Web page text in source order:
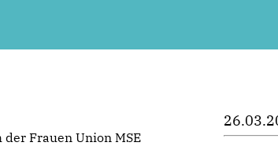
Frauen Union MSE